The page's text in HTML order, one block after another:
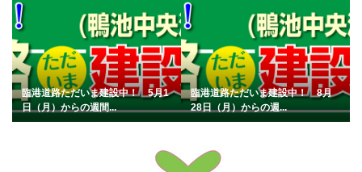
臨港道路ただいま建設中！ 5月1
日（月）からの週間...
臨港道路ただいま建設中！ 8月
28日（月）からの週...